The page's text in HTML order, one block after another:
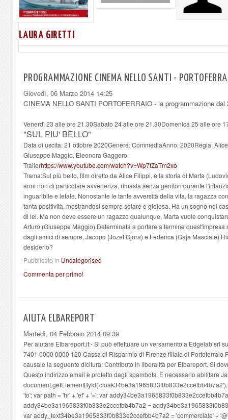
LAURA GIRETTI
PROGRAMMAZIONE CINEMA NELLO SANTI -
Giovedì, 06 Marzo 2014 14:25
CINEMA NELLO SANTI PORTOFERRAIO - la programmazione dal
Venerdì 23 alle ore 21.30Sabato 24 alle ore 21.30Domenica 25 alle ore
"SUL PIU' BELLO"
Data di uscita: 21 ottobre 2020Genere: CommediaAnno: 2020Regia:
Giuseppe Maggio, Eleonora Gaggero
Trailerhttps://www.youtube.com/watch?v=Wp7fZaTm2xo
Trama:Sul più bello, film diretto da Alice Filippi, è la storia di Marta
anni non di particolare avvenenza, rimasta senza genitori durante
inguaribile e letale. Nonostante le tante avversità della vita, la ragazza
tanta positività, mostrandosi sempre solare e gioiosa. Ha un sogno nel
di lei. Ma non deve essere un ragazzo qualunque, Marta vuole
Arturo (Giuseppe Maggio).Determinata a portare a termine
dagli amici di sempre, Jacopo (Jozef Gjura) e Federica (Gaja
desiderio?
Pubblicato in Uncategorised
Commenta per primo!
AIUTA ELBAREPORT
Martedì, 04 Febbraio 2014 09:39
Per aiutare Elbareport.it:- Si può effettuare un versamento a Edgelab srl
7401 0000 0000 120 Cassa di Risparmio di Firenze filiale di Portoferraio
causale la seguente dicitura: Contributo in liberalità per Elbareport. Si
Questo indirizzo email è protetto dagli spambots. È necessario abilitare
'to'; var path = 'hr' + 'ef' + '='; var
addy34be3a1965833f0b833e2ccefbb4b7a2 =
var addy_text34be3a1965833f0b833e2ccefbb4b7a2 = 'commerciale' +